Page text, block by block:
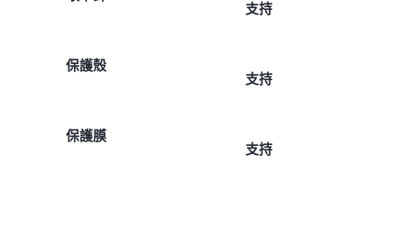
支持
保護殼
支持
保護膜
支持